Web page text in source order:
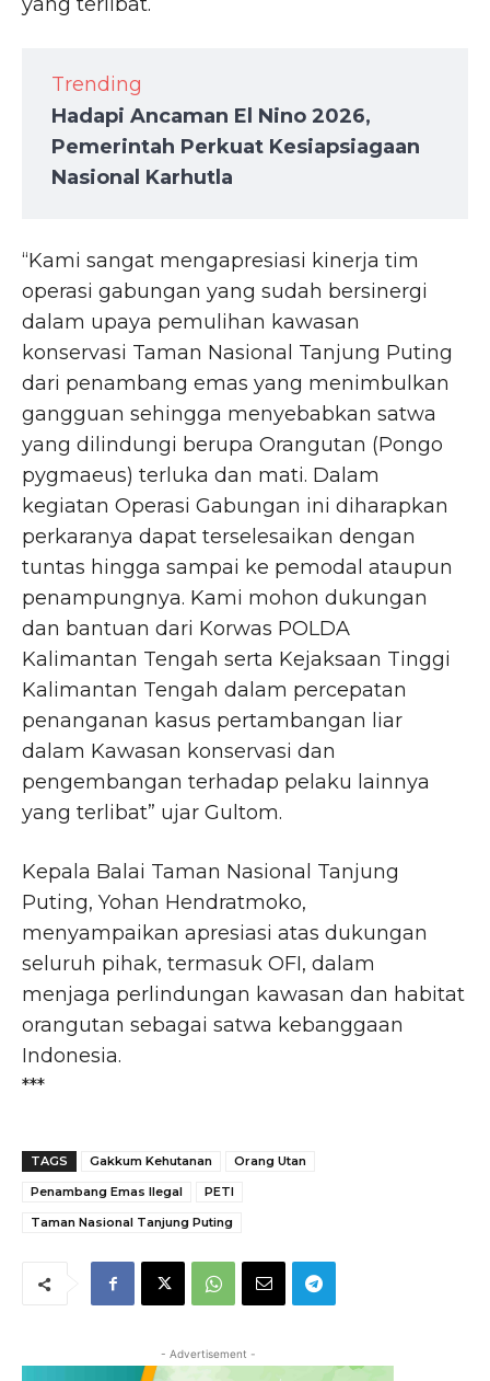
Trending
Hadapi Ancaman El Nino 2026,
Pemerintah Perkuat Kesiapsiagaan
Nasional Karhutla
“Kami sangat mengapresiasi kinerja tim
operasi gabungan yang sudah bersinergi
dalam upaya pemulihan kawasan
konservasi Taman Nasional Tanjung Puting
dari penambang emas yang menimbulkan
gangguan sehingga menyebabkan satwa
yang dilindungi berupa Orangutan (Pongo
pygmaeus) terluka dan mati. Dalam
kegiatan Operasi Gabungan ini diharapkan
perkaranya dapat terselesaikan dengan
tuntas hingga sampai ke pemodal ataupun
penampungnya. Kami mohon dukungan
dan bantuan dari Korwas POLDA
Kalimantan Tengah serta Kejaksaan Tinggi
Kalimantan Tengah dalam percepatan
penanganan kasus pertambangan liar
dalam Kawasan konservasi dan
pengembangan terhadap pelaku lainnya
yang terlibat” ujar Gultom.
Kepala Balai Taman Nasional Tanjung
Puting, Yohan Hendratmoko,
menyampaikan apresiasi atas dukungan
seluruh pihak, termasuk OFI, dalam
menjaga perlindungan kawasan dan habitat
orangutan sebagai satwa kebanggaan
Indonesia.
***
TAGS Gakkum Kehutanan
Orang Utan
Penambang Emas Ilegal
PETI
Taman Nasional Tanjung Puting
- Advertisement -